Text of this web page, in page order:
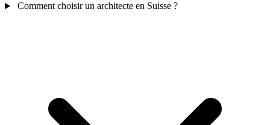
Comment choisir un architecte en Suisse ?